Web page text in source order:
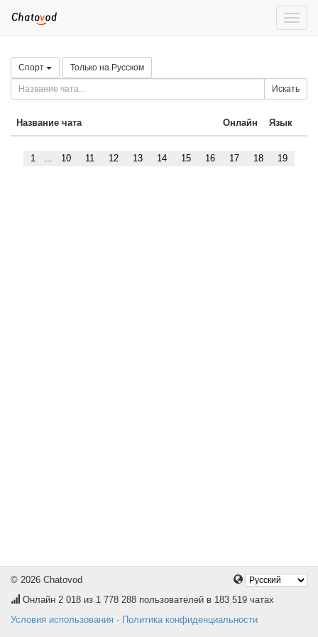
Toggle
Спорт Только на Русском
Искать
Название чата Онлайн Язык
1 ... 10 11 12 13 14 15 16 17 18 19
© 2026 Chatovod
Онлайн 2 018 из 1 778 288 пользователей в 183 519 чатах
Условия использования · Политика конфиденциальности